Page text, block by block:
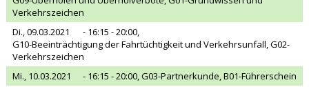
Verkehrszeichen
Di., 09.03.2021
- 16:15 - 20:00,
G10-Beeinträchtigung der Fahrtüchtigkeit und Verkehrsunfall, G02-
Verkehrszeichen
Mi., 10.03.2021
- 16:15 - 20:00,G03-Partnerkunde, B01-Führerschein